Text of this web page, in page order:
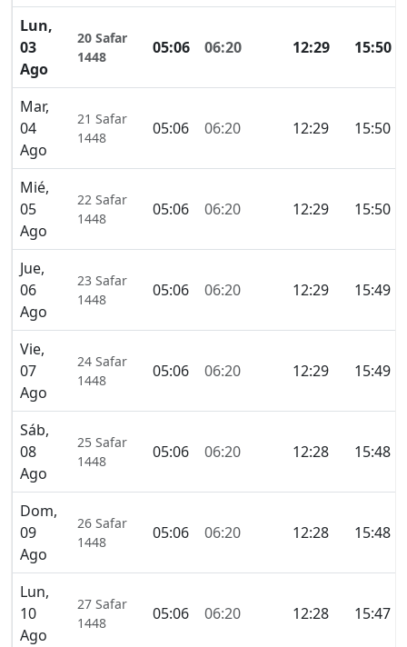
Lun,
03
Ago
20 Safar
1448
05:06 06:20 12:29 15:50
Mar,
04
Ago
21 Safar
1448
05:06 06:20 12:29 15:50
Mié,
05
Ago
22 Safar
1448
05:06 06:20 12:29 15:50
Jue,
06
Ago
23 Safar
1448
05:06 06:20 12:29 15:49
Vie,
07
Ago
24 Safar
1448
05:06 06:20 12:29 15:49
Sáb,
08
Ago
25 Safar
1448
05:06 06:20 12:28 15:48
Dom,
09
Ago
26 Safar
1448
05:06 06:20 12:28 15:48
Lun,
10
Ago
27 Safar
1448
05:06 06:20 12:28 15:47